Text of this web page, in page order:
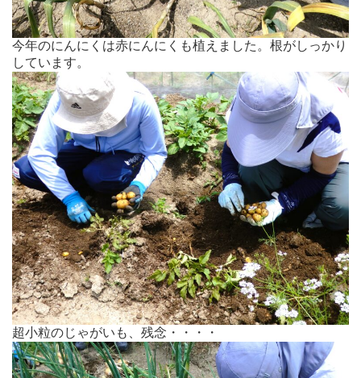
今年のにんにくは赤にんにくも植えました。根がしっかり
しています。
超小粒のじゃがいも、残念・・・・